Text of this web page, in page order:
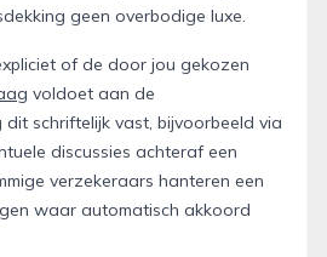
geen overbodige luxe.
of de door jou gekozen
voldoet aan de
schriftelijk vast, bijvoorbeeld via
discussies achteraf een
verzekeraars hanteren een
waar automatisch akkoord